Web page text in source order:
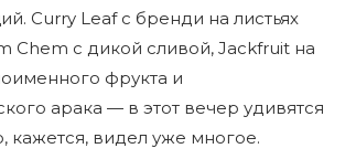
Curry Leaf с бренди на листьях
Chem с дикой сливой, Jackfruit на
фрукта и
арака — в этот вечер удивятся
кажется, видел уже многое.